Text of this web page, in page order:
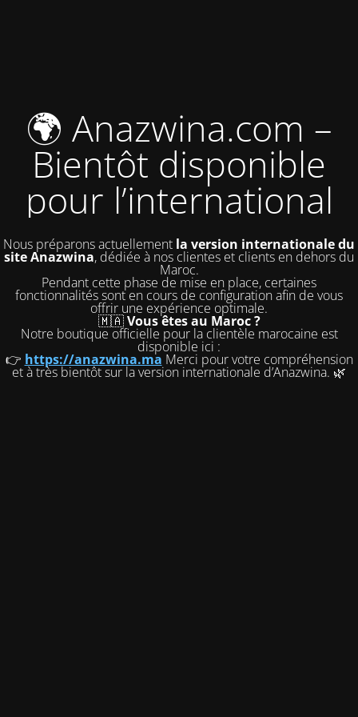
🌍 Anazwina.com –
Bientôt disponible
pour l’international
Nous préparons actuellement la version internationale du
site Anazwina, dédiée à nos clientes et clients en dehors du
Maroc.
Pendant cette phase de mise en place, certaines
fonctionnalités sont en cours de configuration afin de vous
offrir une expérience optimale.
🇲🇦Vous êtes au Maroc ?
Notre boutique officielle pour la clientèle marocaine est
disponible ici :
👉 https://anazwina.ma Merci pour votre compréhension
et à très bientôt sur la version internationale d’Anazwina. 🌿